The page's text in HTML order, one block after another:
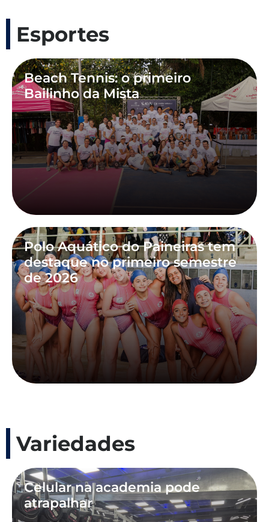
Esportes
Beach Tennis: o primeiro
Bailinho da Mista
Polo Aquático do Paineiras tem
destaque no primeiro semestre
de 2026
Variedades
Celular na academia pode
atrapalhar